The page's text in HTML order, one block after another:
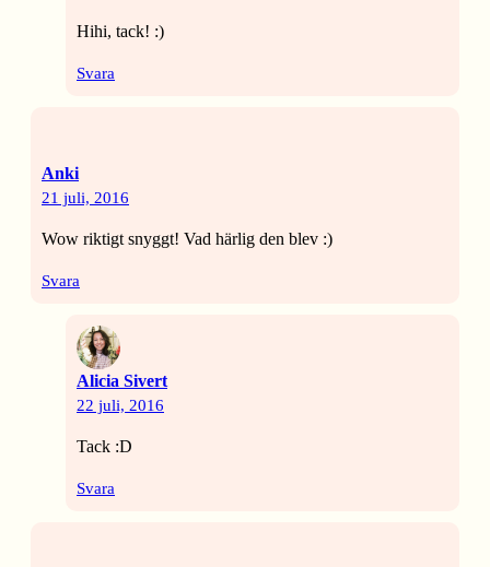
Hihi, tack! :)
Svara
Anki
21 juli, 2016
Wow riktigt snyggt! Vad härlig den blev :)
Svara
Alicia Sivert
22 juli, 2016
Tack :D
Svara